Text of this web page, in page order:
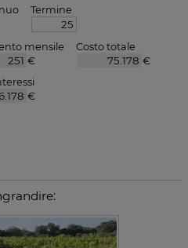
Termine
mensile
€
Costo totale
€
€